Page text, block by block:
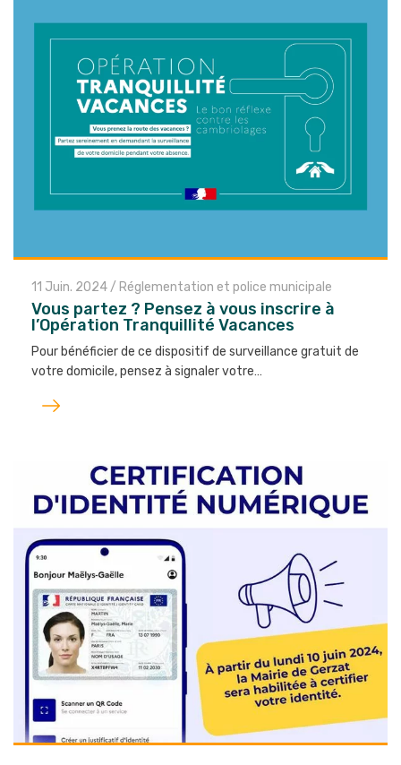
11 Juin. 2024 / Réglementation et police municipale
Vous partez ? Pensez à vous inscrire à
l’Opération Tranquillité Vacances
Pour bénéficier de ce dispositif de surveillance gratuit de
votre domicile, pensez à signaler votre…
Lire
l'article